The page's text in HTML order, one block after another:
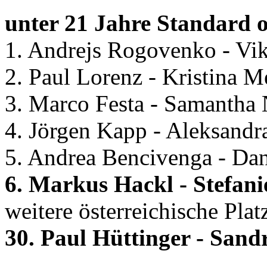
unter 21 Jahre Standard
1. Andrejs Rogovenko -
2. Paul Lorenz - Kristina
3. Marco Festa - Samantha
4. Jörgen Kapp -
5. Andrea Bencivenga -
6. Markus Hackl -
weitere österreichische
30. Paul Hüttinger -